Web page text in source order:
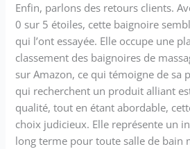
Enfin, parlons des retours clients.
0 sur 5 étoiles, cette baignoire
qui l’ont essayée. Elle occupe une
classement des baignoires de
sur Amazon, ce qui témoigne de sa
qui recherchent un produit alliant
qualité, tout en étant abordable,
choix judicieux. Elle représente un
long terme pour toute salle de bain